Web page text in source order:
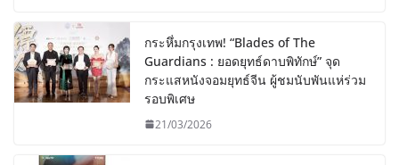
กระหึ่มกรุงเทพ! “Blades of The
Guardians : ยอดยุทธ์ดาบพิทักษ์” จุด
กระแสหนังจอมยุทธ์จีน ผู้ชมนับพันแห่ร่วม
รอบพิเศษ
21/03/2026